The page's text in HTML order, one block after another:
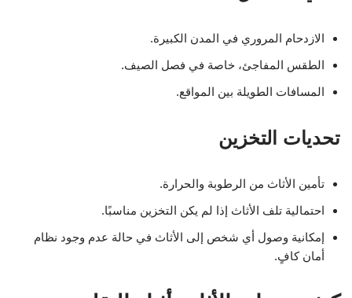
الازدحام المروري في المدن الكبيرة.
الطقس المفاجئ، خاصة في فصل الصيف.
المسافات الطويلة بين المواقع.
تحديات التخزين
تأمين الأثاث من الرطوبة والحرارة.
احتمالية تلف الأثاث إذا لم يكن التخزين مناسبًا.
إمكانية وصول أي شخص إلى الأثاث في حالة عدم وجود نظام
أمان كافٍ.